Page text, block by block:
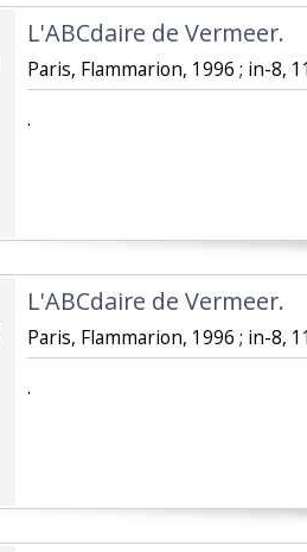
‎L'ABCdaire de Vermeer. ‎
‎Paris, Flammarion, 1996 ; in-8,
‎.‎
‎L'ABCdaire de Vermeer. ‎
‎Paris, Flammarion, 1996 ; in-8,
‎.‎